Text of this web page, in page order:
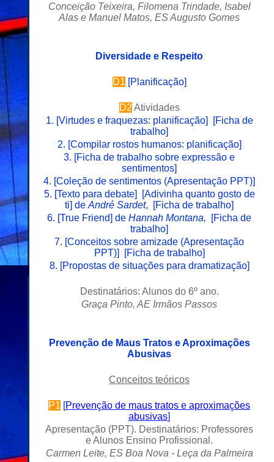
Conceição Teixeira, Filomena Trindade, Isabel
Alas e Manuel Matos, ES Augusto Gomes
Diversidade e Respeito
D1 [Planificação]
D2 Atividades
1. [Virtudes e fraquezas: planificação] [Ficha de
trabalho]
2. [Compilar rostos humanos: planificação]
3. [Ficha de trabalho sobre expressão e
sentimentos]
4. [Coleção de sentimentos (Apresentação PPT)]
5. [Texto para debate] [Adivinha quanto gosto de
ti] de André Sardet, [Ficha de trabalho]
6. [True Friend] de Hannah Montana, [Ficha de
trabalho]
7. [Conceitos sobre amizade (Apresentação
PPT)] [Ficha de trabalho]
8. [Propostas de situações para dramatização]
Destinatários: Alunos do 6º ano.
Graça Pinto, AE Irmãos Passos
Prevenção de Maus Tratos e Aproximações
Abusivas
Conceitos teóricos
P1 [Prevenção de maus tratos e aproximações
abusivas]
Apresentação (PPT). Destinatários: Professores
e Alunos Ensino Profissional.
Carmen Leite, ES Boa Nova - Leça da Palmeira